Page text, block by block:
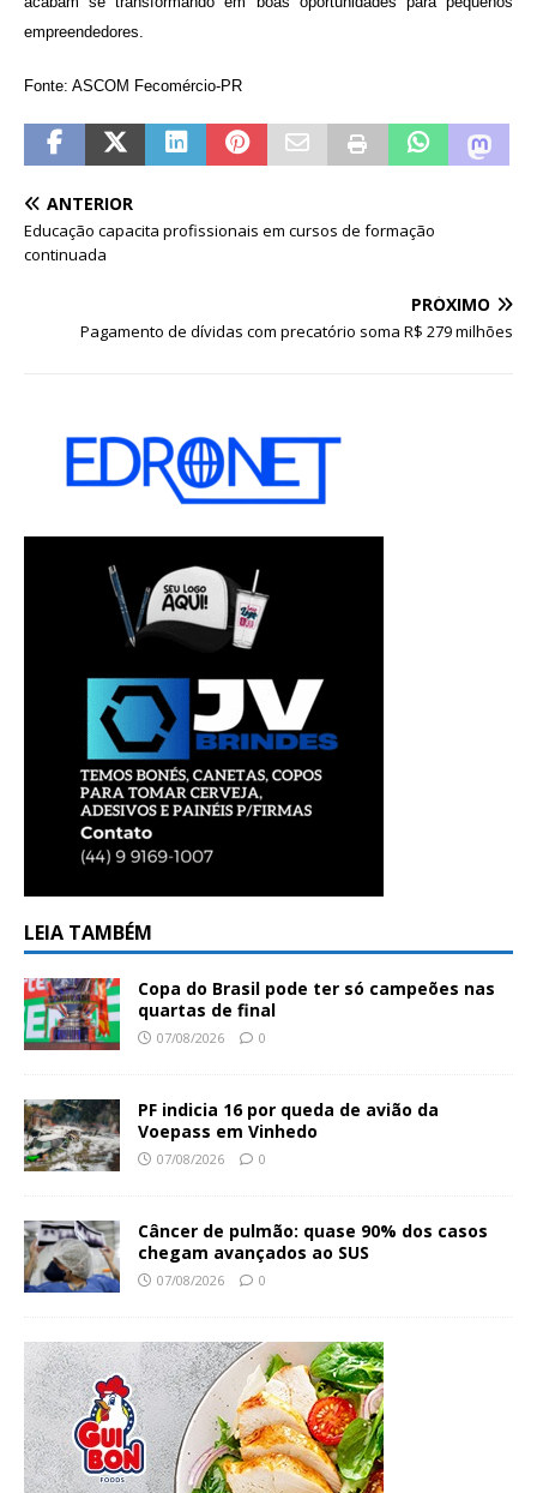
empreendedores.
Fonte: ASCOM Fecomércio-PR
ANTERIOR
Educação capacita profissionais em cursos de formação
continuada
PRÓXIMO
Pagamento de dívidas com precatório soma R$ 279 milhões
LEIA TAMBÉM
Copa do Brasil pode ter só campeões nas
quartas de final
07/08/2026 0
PF indicia 16 por queda de avião da
Voepass em Vinhedo
07/08/2026 0
Câncer de pulmão: quase 90% dos casos
chegam avançados ao SUS
07/08/2026 0